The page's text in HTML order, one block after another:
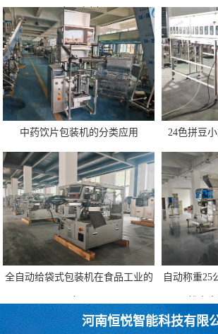
应用案例
中药饮片包装机的分类应用 24色拼豆
全自动给袋式包装机在食品工业的 自动称重25
河南恒悦智能科技有限